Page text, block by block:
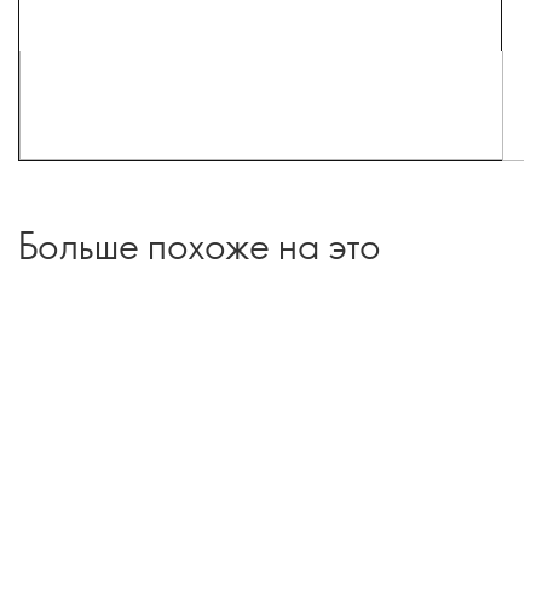
Больше похоже на это